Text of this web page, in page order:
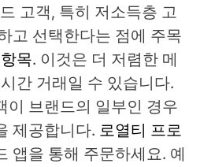
고객, 특히 저소득층 고
고 선택한다는 점에 주목
목. 이것은 더 저렴한 메
간 거래일 수 있습니다.
이 브랜드의 일부인 경우
제공합니다. 로열티 프로
앱을 통해 주문하세요. 예